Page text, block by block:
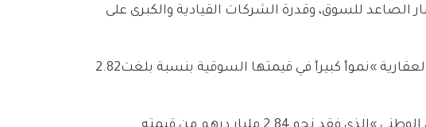
تصدرت‭ ‬الشركات‭ ‬القيادية‭ ‬قائمة‭ ‬الرابحين‭ ‬من‭ ‬حيث‭ ‬القيمة‭ ‬السوقية‭ ‬،‭ ‬حيث‭ ‬حققت‭ ‬شركة‭ ‬‮«‬إعمار‭ ‬العقارية‮»‬‭ ‬نمواً‭ ‬كبيراً‭ ‬في‭ ‬قيمتها‭ ‬السوقية‭ ‬بنسبة‭ ‬بلغت‭ ‬2‭.‬82‭